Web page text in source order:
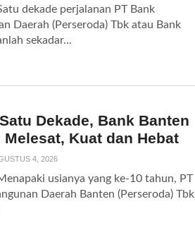
dekade perjalanan PT Bank
Daerah (Perseroda) Tbk atau Bank
sekadar...
Dekade, Bank Banten
Melesat, Kuat dan Hebat
4, 2026
usianya yang ke-10 tahun, PT
Daerah Banten (Perseroda) Tbk